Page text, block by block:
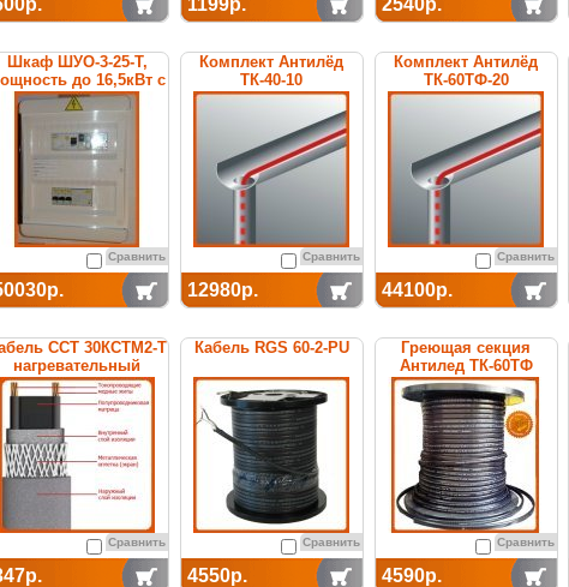
1199р. 2540р.
Шкаф ШУО-3-25-T,
до 16,5кВт с
термостатом
Сравнить
Комплект Антилёд
ТК-40-10
Сравнить
12980р.
Комплект Антилёд
ТК-60ТФ-20
Сравнить
44100р.
ССТ 30КСТМ2-Т
нагревательный
саморегулирующийся
Сравнить
Кабель RGS 60-2-PU
Сравнить
4550р.
Греющая секция
Антилед ТК-60ТФ
саморегулируемая
Сравнить
4590р.